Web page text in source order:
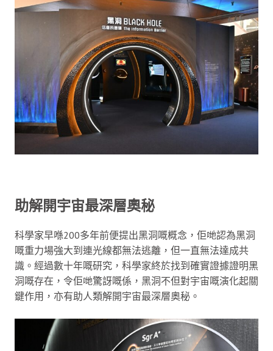
助解開宇宙最深層奧秘
科學家早喺200多年前便提出黑洞嘅概念，佢哋認為黑洞
嘅重力場強大到連光線都無法逃離，但一直無法達成共
識。經過數十年嘅研究，科學家終於找到確實證據證明黑
洞嘅存在，令佢哋驚訝嘅係，黑洞不但對宇宙嘅演化起關
鍵作用，亦有助人類解開宇宙最深層奧秘。